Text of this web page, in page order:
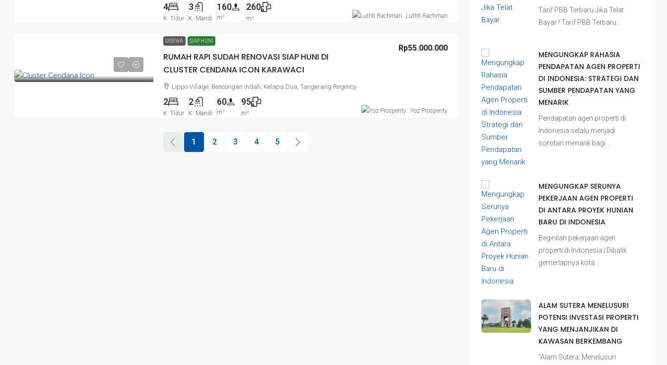
4
K. Tidur
3
K. Mandi
160
m²
260
m² Luthfi Rachman
DISEWA SIAP HUNI
RUMAH RAPI SUDAH RENOVASI SIAP HUNI DI
CLUSTER CENDANA ICON KARAWACI
Rp55.000.000
Lippo Village, Bencongan Indah, Kelapa Dua, Tangerang Regency
2
K. Tidur
2
K. Mandi
60
m²
95
m² Yoz Prosperity
1 2 3 4 5
Tarif PBB Terbaru Jika Telat
Bayar ! Tarif PBB Terbaru…
MENGUNGKAP RAHASIA
PENDAPATAN AGEN PROPERTI
DI INDONESIA: STRATEGI DAN
SUMBER PENDAPATAN YANG
MENARIK
Pendapatan agen properti di
Indonesia selalu menjadi
sorotan menarik bagi…
MENGUNGKAP SERUNYA
PEKERJAAN AGEN PROPERTI
DI ANTARA PROYEK HUNIAN
BARU DI INDONESIA
Beginilah pekerjaan agen
properti di Indonesia | Dibalik
gemerlapnya kota…
ALAM SUTERA MENELUSURI
POTENSI INVESTASI PROPERTI
YANG MENJANJIKAN DI
KAWASAN BERKEMBANG
“Alam Sutera: Menelusuri